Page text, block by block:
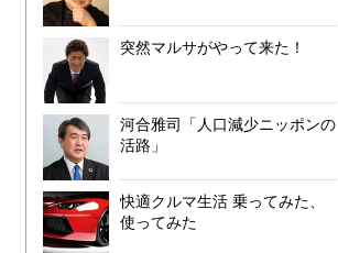
突然マルサがやって来た！
河合雅司「人口減少ニッポンの
活路」
快適クルマ生活 乗ってみた、
使ってみた